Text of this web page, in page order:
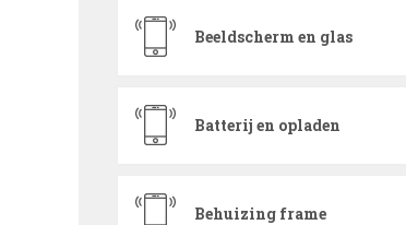
Beeldscherm en glas
Batterij en opladen
Behuizing frame